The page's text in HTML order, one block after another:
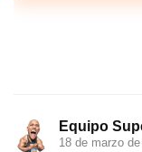
Equipo
18 de marzo